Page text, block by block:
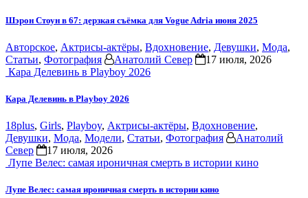
Шэрон Стоун в 67: дерзкая съёмка для Vogue Adria июня 2025
Авторское, Актрисы-актёры, Вдохновение, Девушки, Мода,
Статьи, Фотография Анатолий Север
17 июля, 2026
Кара Делевинь в Playboy 2026
Кара Делевинь в Playboy 2026
18plus, Girls, Playboy, Актрисы-актёры, Вдохновение,
Девушки, Мода, Модели, Статьи, Фотография
Анатолий
Север
17 июля, 2026
Лупе Велес: самая ироничная смерть в истории кино
Лупе Велес: самая ироничная смерть в истории кино